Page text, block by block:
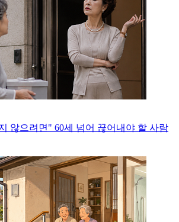
않으려면" 60세 넘어 끊어내야 할 사람